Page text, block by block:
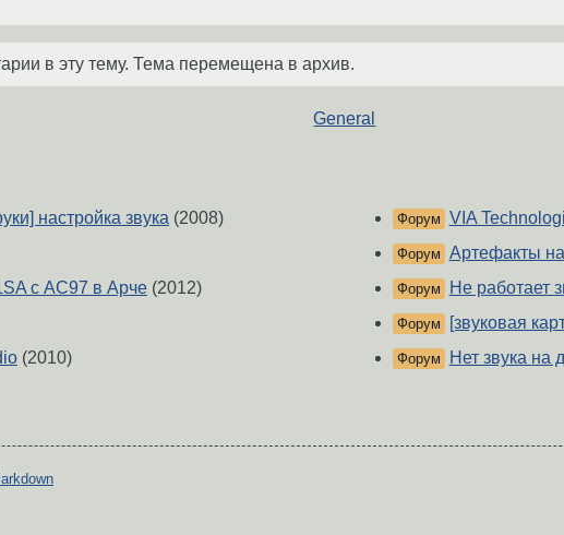
в эту тему. Тема перемещена в архив.
General
настройка звука (2008)
с AC97 в Арче (2012)
(2010)
Форум VIA
Форум Артефакты
Форум Не работает
Форум [звуковая
Форум Нет звука на